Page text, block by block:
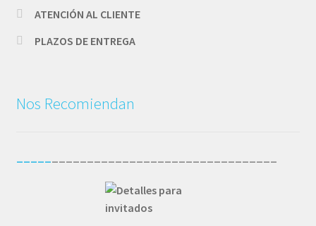
ATENCIÓN AL CLIENTE
PLAZOS DE ENTREGA
Nos Recomiendan